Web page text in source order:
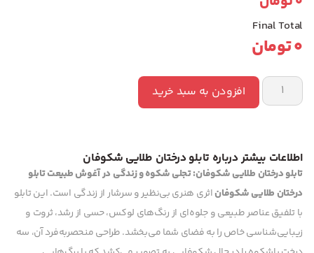
Final Total
0تومان
افزودن به سبد خرید
اطلاعات بیشتر درباره تابلو درختان طلایی شکوفان
تابلو درختان طلایی شکوفان: تجلی شکوه و زندگی در آغوش طبیعتتابلو
درختان طلایی شکوفاناثری هنری بی‌نظیر و سرشار از زندگی است. این تابلو
با تلفیق عناصر طبیعی و جلوه‌ای از رنگ‌های لوکس، حسی از رشد، ثروت و
زیبایی‌شناسی خاص را به فضای شما می‌بخشد. طراحی منحصربه‌فرد آن، سه